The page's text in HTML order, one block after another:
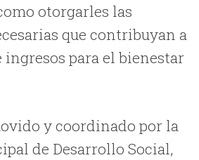
otorgarles las
que contribuyan a
para el bienestar
y coordinado por la
de Desarrollo Social,